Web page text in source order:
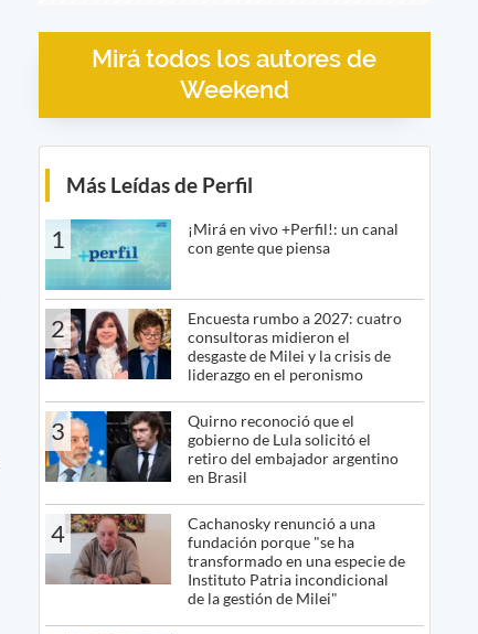
Mirá todos los autores de
Weekend
Más Leídas de Perfil
1
¡Mirá en vivo +Perfil!: un canal
con gente que piensa
2
Encuesta rumbo a 2027: cuatro
consultoras midieron el
desgaste de Milei y la crisis de
liderazgo en el peronismo
3
Quirno reconoció que el
gobierno de Lula solicitó el
retiro del embajador argentino
en Brasil
4
Cachanosky renunció a una
fundación porque "se ha
transformado en una especie de
Instituto Patria incondicional
de la gestión de Milei"